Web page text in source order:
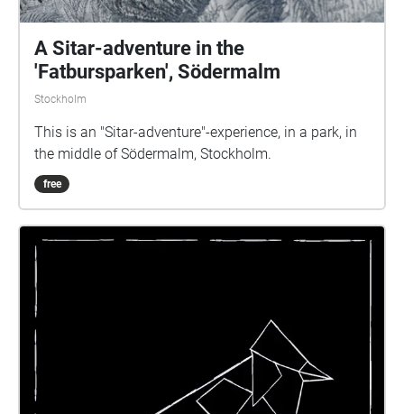
A Sitar-adventure in the
'Fatbursparken', Södermalm
Stockholm
This is an "Sitar-adventure"-experience, in a park, in
the middle of Södermalm, Stockholm.
free